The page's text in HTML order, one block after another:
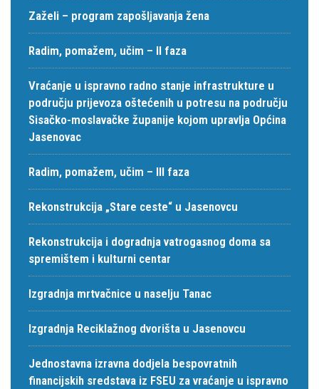
Zaželi – program zapošljavanja žena
Radim, pomažem, učim – II faza
Vraćanje u ispravno radno stanje infrastrukture u
području prijevoza oštećenih u potresu na području
Sisačko-moslavačke županije kojom upravlja Općina
Jasenovac
Radim, pomažem, učim – III faza
Rekonstrukcija „Stare ceste“ u Jasenovcu
Rekonstrukcija i dogradnja vatrogasnog doma sa
spremištem i kulturni centar
Izgradnja mrtvačnice u naselju Tanac
Izgradnja Reciklažnog dvorišta u Jasenovcu
Jednostavna izravna dodjela bespovratnih
financijskih sredstava iz FSEU za vraćanje u ispravno